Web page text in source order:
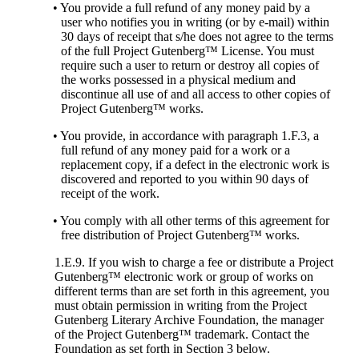
• You provide a full refund of any money paid by a
user who notifies you in writing (or by e-mail) within
30 days of receipt that s/he does not agree to the terms
of the full Project Gutenberg™ License. You must
require such a user to return or destroy all copies of
the works possessed in a physical medium and
discontinue all use of and all access to other copies of
Project Gutenberg™ works.
• You provide, in accordance with paragraph 1.F.3, a
full refund of any money paid for a work or a
replacement copy, if a defect in the electronic work is
discovered and reported to you within 90 days of
receipt of the work.
• You comply with all other terms of this agreement for
free distribution of Project Gutenberg™ works.
1.E.9. If you wish to charge a fee or distribute a Project
Gutenberg™ electronic work or group of works on
different terms than are set forth in this agreement, you
must obtain permission in writing from the Project
Gutenberg Literary Archive Foundation, the manager
of the Project Gutenberg™ trademark. Contact the
Foundation as set forth in Section 3 below.